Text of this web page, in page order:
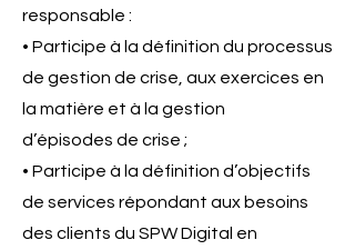
responsable :
• Participe à la définition du processus
de gestion de crise, aux exercices en
la matière et à la gestion
d’épisodes de crise ;
• Participe à la définition d’objectifs
de services répondant aux besoins
des clients du SPW Digital en